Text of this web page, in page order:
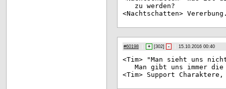
zu werden?
<Nachtschatten>
#60198 + [302] - 15.10.2016 00:40
<Tim> "Man sieht uns
Man gibt uns immer
<Tim> Support